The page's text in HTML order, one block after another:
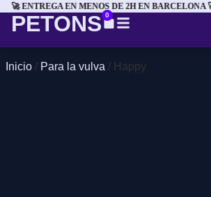
🚀 ENTREGA EN MENOS DE 2H EN BARCELONA 🚀
PETONS 0
Inicio / Para la vulva / Happy